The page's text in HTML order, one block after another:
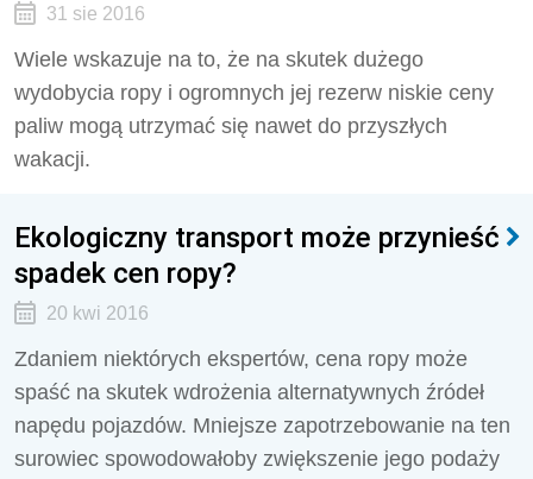
31 sie 2016
Wiele wskazuje na to, że na skutek dużego
wydobycia ropy i ogromnych jej rezerw niskie ceny
paliw mogą utrzymać się nawet do przyszłych
wakacji.
Ekologiczny transport może przynieść
spadek cen ropy?
20 kwi 2016
Zdaniem niektórych ekspertów, cena ropy może
spaść na skutek wdrożenia alternatywnych źródeł
napędu pojazdów. Mniejsze zapotrzebowanie na ten
surowiec spowodowałoby zwiększenie jego podaży